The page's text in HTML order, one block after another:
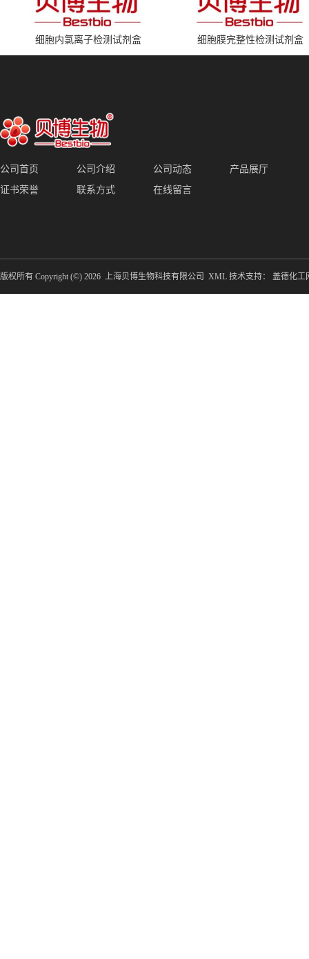
细胞内氯离子检测试剂盒 细胞膜完整性检测试剂盒
公司首页 公司介绍 公司动态
产品展厅
证书荣誉
联系方式 在线留言
版权所有 Copyright (©) 2026 上海贝博生物科技有限公司 XML 技术支持： 盖德化工